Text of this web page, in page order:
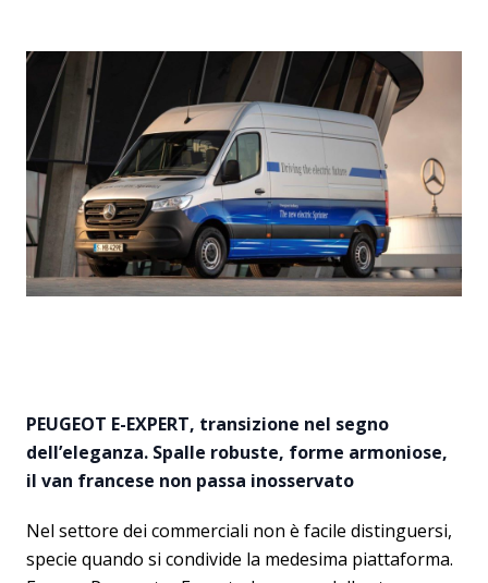
PEUGEOT E-EXPERT, transizione nel segno
dell’eleganza. Spalle robuste, forme armoniose,
il van francese non passa inosservato
Nel settore dei commerciali non è facile distinguersi,
specie quando si condivide la medesima piattaforma.